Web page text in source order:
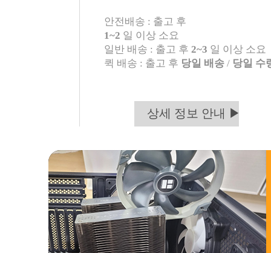
안전배송 : 출고 후
1~2 일 이상 소요
일반 배송 : 출고 후 2~3 일 이상 소요
퀵 배송 : 출고 후 당일 배송 / 당일 수
상세 정보 안내 ▶